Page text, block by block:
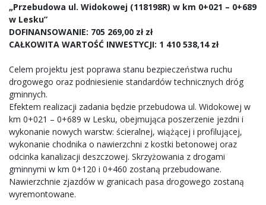
„Przebudowa ul. Widokowej (118198R) w km 0+021 – 0+689
w Lesku”
DOFINANSOWANIE: 705 269,00 zł zł
CAŁKOWITA WARTOŚĆ INWESTYCJI: 1 410 538,14 zł
Celem projektu jest poprawa stanu bezpieczeństwa ruchu
drogowego oraz podniesienie standardów technicznych dróg
gminnych.
Efektem realizacji zadania będzie przebudowa ul. Widokowej w
km 0+021 – 0+689 w Lesku, obejmująca poszerzenie jezdni i
wykonanie nowych warstw: ścieralnej, wiążącej i profilującej,
wykonanie chodnika o nawierzchni z kostki betonowej oraz
odcinka kanalizacji deszczowej. Skrzyżowania z drogami
gminnymi w km 0+120 i 0+460 zostaną przebudowane.
Nawierzchnie zjazdów w granicach pasa drogowego zostaną
wyremontowane.